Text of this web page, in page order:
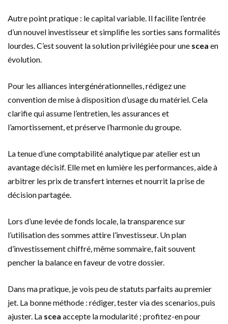
Autre point pratique : le capital variable. Il facilite l’entrée
d’un nouvel investisseur et simplifie les sorties sans formalités
lourdes. C’est souvent la solution privilégiée pour une scea en
évolution.
Pour les alliances intergénérationnelles, rédigez une
convention de mise à disposition d’usage du matériel. Cela
clarifie qui assume l’entretien, les assurances et
l’amortissement, et préserve l’harmonie du groupe.
La tenue d’une comptabilité analytique par atelier est un
avantage décisif. Elle met en lumière les performances, aide à
arbitrer les prix de transfert internes et nourrit la prise de
décision partagée.
Lors d’une levée de fonds locale, la transparence sur
l’utilisation des sommes attire l’investisseur. Un plan
d’investissement chiffré, même sommaire, fait souvent
pencher la balance en faveur de votre dossier.
Dans ma pratique, je vois peu de statuts parfaits au premier
jet. La bonne méthode : rédiger, tester via des scenarios, puis
ajuster. La scea accepte la modularité ; profitez-en pour